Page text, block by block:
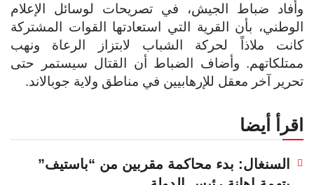
وأفاد ضباط الجيش، في تصريحات لوسائل الإعلام
الوطني، بأن القرية التي استعادتها القوات المشتركة
كانت ملاذاً لحركة الشباب لابتزاز الرعاة ونهب
ممتلكاتهم. وأضاف الضباط أن القتال سيستمر حتى
تحرير آخر معقل للإرهابيين في مناطق ولاية جوبالاند.
اقرأ أيضا
السنغال: بدء محاكمة مقربين من “باستيف”